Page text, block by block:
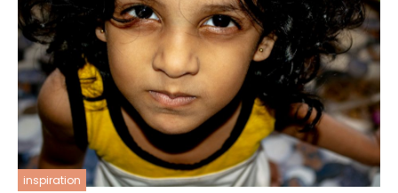
inspiration